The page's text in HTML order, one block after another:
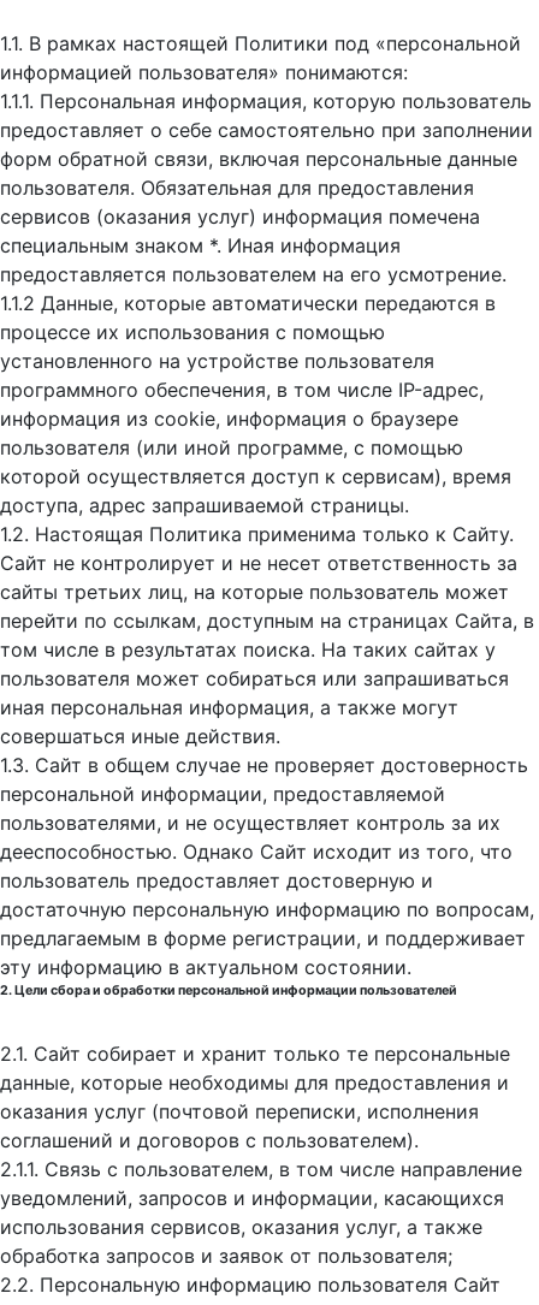
1.1. В рамках настоящей Политики под «персональной
информацией пользователя» понимаются:
1.1.1. Персональная информация, которую пользователь
предоставляет о себе самостоятельно при заполнении
форм обратной связи, включая персональные данные
пользователя. Обязательная для предоставления
сервисов (оказания услуг) информация помечена
специальным знаком *. Иная информация
предоставляется пользователем на его усмотрение.
1.1.2 Данные, которые автоматически передаются в
процессе их использования с помощью
установленного на устройстве пользователя
программного обеспечения, в том числе IP-адрес,
информация из cookie, информация о браузере
пользователя (или иной программе, с помощью
которой осуществляется доступ к cервисам), время
доступа, адрес запрашиваемой страницы.
1.2. Настоящая Политика применима только к Сайту.
Сайт не контролирует и не несет ответственность за
сайты третьих лиц, на которые пользователь может
перейти по ссылкам, доступным на страницах Сайта, в
том числе в результатах поиска. На таких сайтах у
пользователя может собираться или запрашиваться
иная персональная информация, а также могут
совершаться иные действия.
1.3. Сайт в общем случае не проверяет достоверность
персональной информации, предоставляемой
пользователями, и не осуществляет контроль за их
дееспособностью. Однако Сайт исходит из того, что
пользователь предоставляет достоверную и
достаточную персональную информацию по вопросам,
предлагаемым в форме регистрации, и поддерживает
эту информацию в актуальном состоянии.
2. Цели сбора и обработки персональной информации пользователей
2.1. Сайт собирает и хранит только те персональные
данные, которые необходимы для предоставления и
оказания услуг (почтовой переписки, исполнения
соглашений и договоров с пользователем).
2.1.1. Связь с пользователем, в том числе направление
уведомлений, запросов и информации, касающихся
использования сервисов, оказания услуг, а также
обработка запросов и заявок от пользователя;
2.2. Персональную информацию пользователя Сайт